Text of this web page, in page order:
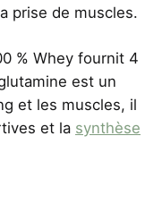
prise de muscles.
% Whey fournit 4
est un
et les muscles, il
et la synthèse